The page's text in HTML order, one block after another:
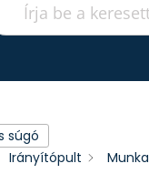
súgó
Irányítópult